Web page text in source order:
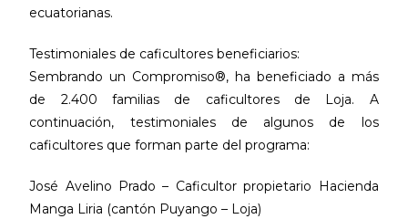
ecuatorianas.
Testimoniales de caficultores beneficiarios:
Sembrando un Compromiso®, ha beneficiado a más
de 2.400 familias de caficultores de Loja. A
continuación, testimoniales de algunos de los
caficultores que forman parte del programa:
José Avelino Prado – Caficultor propietario Hacienda
Manga Liria (cantón Puyango – Loja)